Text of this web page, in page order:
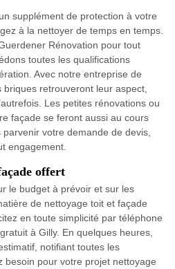
supplément de protection à votre
à la nettoyer de temps en temps.
Rénovation pour tout
toutes les qualifications
Avec notre entreprise de
retrouveront leur aspect,
Les petites rénovations ou
façade se feront aussi au cours
votre demande de devis,
engagement.
offert
le budget à prévoir et sur les
de nettoyage toit et façade
en toute simplicité par téléphone
à Gilly. En quelques heures,
notifiant toutes les
besoin pour votre projet nettoyage